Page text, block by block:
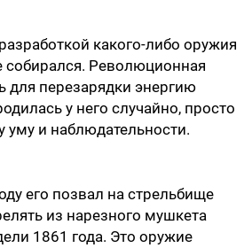
какого-либо оружия
Революционная
для перезарядки энергию
у него случайно, просто
уму и наблюдательности.
его позвал на стрельбище
из нарезного мушкета
1861 года. Это оружие